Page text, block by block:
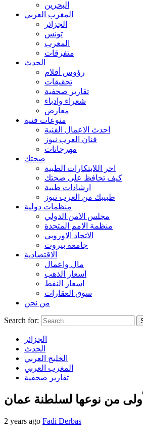
البحرين
المغرب العربي
الجزائر
تونس
المغرب
متفرقات
الحدث
رؤوس أقلام
تحقيقات
تقارير صحفية
شعراء وادباء
معارض
منوعات فنية
احدث الاعمال الفنية
فنان العرب نيوز
مهرجانات
صحتك
اخر اللابتكارات الطبية
كيف تحافظ على صحتك
ارشادات طبية
طبيبك من العرب نيوز
منظمات دولية
مجلس الامن الدولي
منظمة الامم المتحدة
الاتحاد الاوروبي
جامعة بيروت
الاقتصادية
مال واعمال
اسعار الذهب
اسعار النفط
سوق العقارات
من نحن
Search for:
الجزائر
الحدث
الخليج العربي
المغرب العربي
تقارير صحفية
من نوعها لسلطنة عمان
2 years ago Fadi Derbas